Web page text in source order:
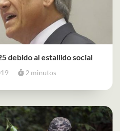
debido al estallido social
2 minutos